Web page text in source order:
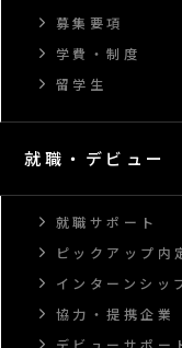
募集要項
学費・制度
留学生
就職・デビュー
就職サポート
ピックアップ内
インターンシッ
協力・提携企業